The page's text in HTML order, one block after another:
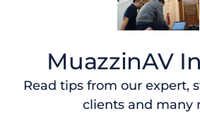
MuazzinAV
Read tips from our expert,
clients and many